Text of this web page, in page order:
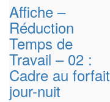
Affiche –
Réduction
Temps de
Travail – 02 :
Cadre au forfait
jour-nuit